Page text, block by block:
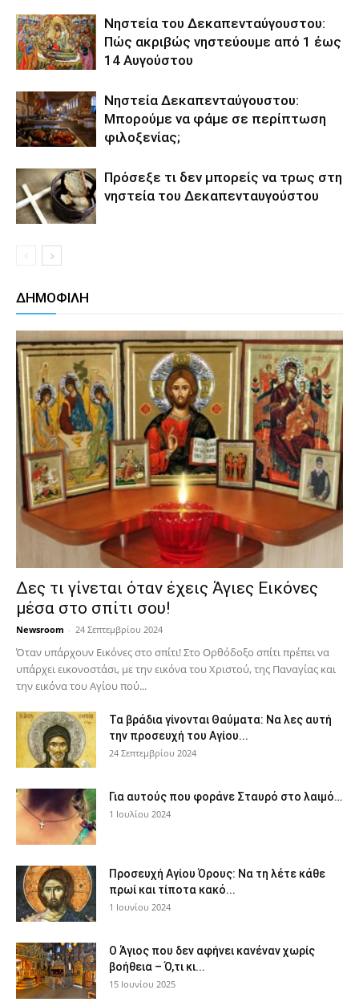
Νηστεία του Δεκαπενταύγουστου:
Πώς ακριβώς νηστεύουμε από 1 έως
14 Αυγούστου
Νηστεία Δεκαπενταύγουστου:
Μπορούμε να φάμε σε περίπτωση
φιλοξενίας;
Πρόσεξε τι δεν μπορείς να τρως στη
νηστεία του Δεκαπενταυγούστου
ΔΗΜΟΦΙΛΗ
Δες τι γίνεται όταν έχεις Άγιες Εικόνες
μέσα στο σπίτι σου!
Newsroom - 24 Σεπτεμβρίου 2024
Όταν υπάρχουν Εικόνες στο σπίτι! Στο Ορθόδοξο σπίτι πρέπει να
υπάρχει εικονοστάσι, με την εικόνα του Χριστού, της Παν­αγίας και
την εικόνα του Αγίου πού...
Τα βράδια γίνονται Θαύματα: Να λες αυτή
την προσευχή του Αγίου...
24 Σεπτεμβρίου 2024
Για αυτούς που φοράνε Σταυρό στο λαιμό…
1 Ιουλίου 2024
Προσευχή Αγίου Όρους: Να τη λέτε κάθε
πρωί και τίποτα κακό...
1 Ιουνίου 2024
Ο Άγιος που δεν αφήνει κανέναν χωρίς
βοήθεια – Ό,τι κι...
15 Ιουνίου 2025